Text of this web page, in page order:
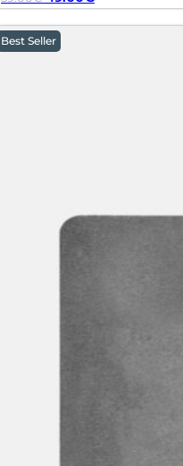
Best Seller